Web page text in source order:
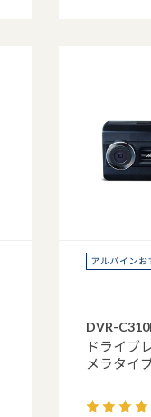
DVR-
ドライブ
メラタイ